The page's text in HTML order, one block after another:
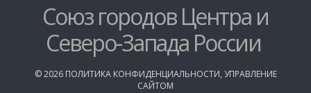
Союз городов Центра и
Северо-Запада России
©2026 ПОЛИТИКА КОНФИДЕНЦИАЛЬНОСТИ, УПРАВЛЕНИЕ
САЙТОМ